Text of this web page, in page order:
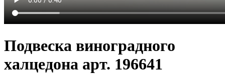
Подвеска виноградного
халцедона арт. 196641